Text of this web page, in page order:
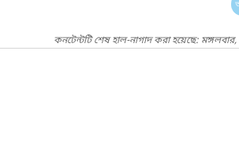
কনটেন্টটি শেষ হাল-নাগাদ করা হয়েছে: